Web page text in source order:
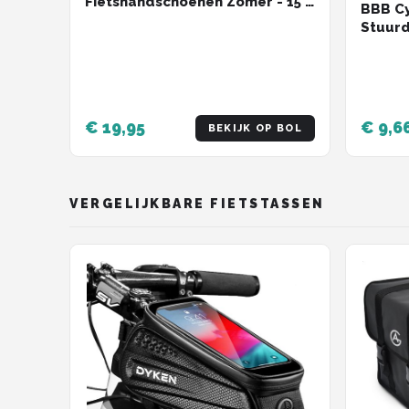
€ 19,95 BEKIJK OP BOL
BBB
€
VERGELIJKBARE FIETSTASSEN